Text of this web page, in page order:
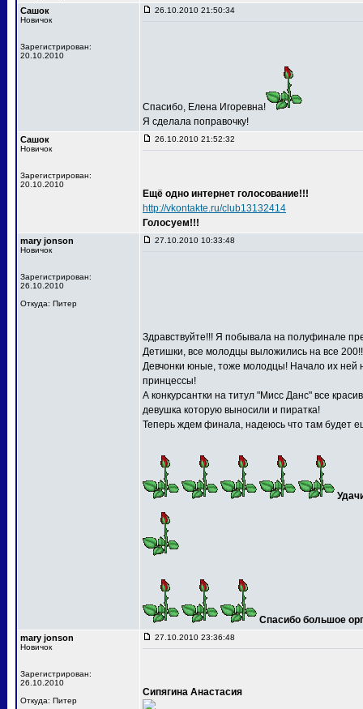
Сашок
Новичок
Зарегистрирован:
20.10.2010
26.10.2010 21:50:34
Спасибо, Елена Игоревна!
Я сделала поправочку!
Сашок
Новичок
Зарегистрирован:
20.10.2010
26.10.2010 21:52:32
Ещё одно интернет голосование!!!
http://vkontakte.ru/club13132414
Голосуем!!!
mary jonson
Новичок
Зарегистрирован:
26.10.2010
Откуда: Питер
27.10.2010 10:33:48
Здравствуйте!!! Я побывала на полуфинале
Детишки, все молодцы выложились на все
Девчонки юные, тоже молодцы! Начало их ней
принцессы!
А конкурсантки на титул "Мисс Данс" все
девушка которую выносили и пиратка!
Теперь ждем финала, надеюсь что там будет
Спасибо большое
mary jonson
Новичок
Зарегистрирован:
26.10.2010
Откуда: Питер
27.10.2010 23:36:48
Сипягина Анастасия